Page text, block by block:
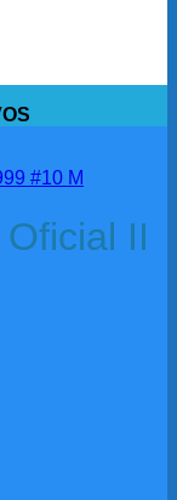
aos meus desejos
II